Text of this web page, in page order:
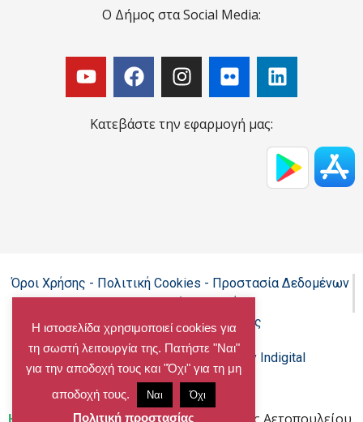
Ο Δήμος στα Social Media:
Κατεβάστε την εφαρμογή μας:
Όροι Χρήσης - Πολιτική Cookies - Προστασία Δεδομένων
Προσωπικού Χαρακτήρα
Δήλωση προσβασιμότητας
Copyright@chalandri.gr Powered by Indigital
Η ιστοσελίδα χρησιμοποιεί cookies για
τη σωστή λειτουργία της. Πατήστε "Ναι"
για την αποδοχή τους και "Όχι" για τη μη
αποδοχή τους.
Ναι Όχι
Πολιτική προστασίας